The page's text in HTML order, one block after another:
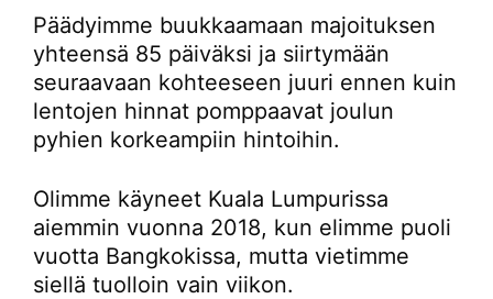
Päädyimme buukkaamaan majoituksen
yhteensä 85 päiväksi ja siirtymään
seuraavaan kohteeseen juuri ennen kuin
lentojen hinnat pomppaavat joulun
pyhien korkeampiin hintoihin.
Olimme käyneet Kuala Lumpurissa
aiemmin vuonna 2018, kun elimme puoli
vuotta Bangkokissa, mutta vietimme
siellä tuolloin vain viikon.